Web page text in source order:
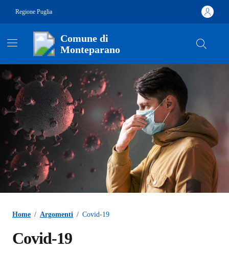
Regione Puglia
Comune di
Monteparano
Contenuti in evidenza
Home / Argomenti / Covid-19
Covid-19